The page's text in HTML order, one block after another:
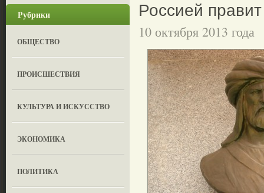
Рубрики
ОБЩЕСТВО
ПРОИСШЕСТВИЯ
КУЛЬТУРА И ИСКУССТВО
ЭКОНОМИКА
ПОЛИТИКА
Россией
10 октября 2013 года